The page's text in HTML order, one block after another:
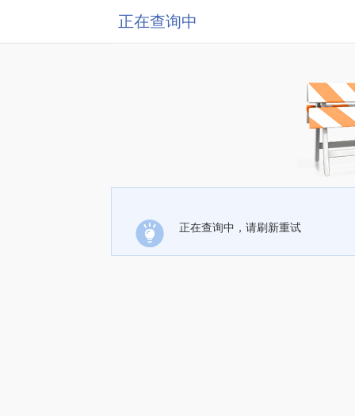
正在查询中
正在查询中，请刷新重试